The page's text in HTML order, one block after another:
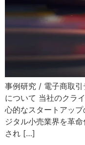
事例研究 / 電子商取引
について 当社のクラ
心的なスタートアッ
ジタル小売業界を革
され […]